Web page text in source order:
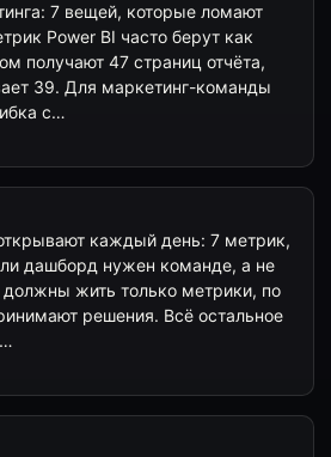
7 вещей, которые ломают
Power BI часто берут как
получают 47 страниц отчёта,
39. Для маркетинг-команды
с…
каждый день: 7 метрик,
дашборд нужен команде, а не
должны жить только метрики, по
решения. Всё остальное